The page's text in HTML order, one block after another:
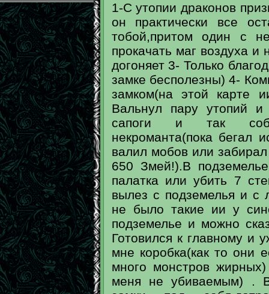
1-С утопии драконов
он практически все
тобой,притом один с
прокачать маг воздуха
догоняет 3- Только
замке бесполезны) 4-
замком(на этой карте
Вальнул пару утопий
сапоги и так
некроманта(пока бегал
валил мобов или
650 Змей!).В
палатка или убить 7
вылез с подземелья и с
не было такие ии у
подземелье и можно
Готовился к главному и
мне коробка(как то они
много монстров
меня не убиваемым) .